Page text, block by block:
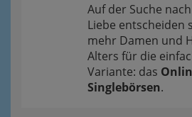
Auf der Suche
Liebe entscheiden
mehr Damen und
Alters für die
Variante: das
Singlebörsen.